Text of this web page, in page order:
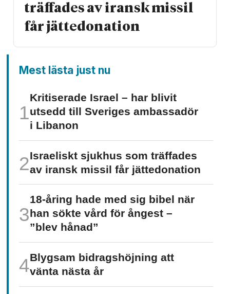
träffades av iransk missil
får jätte­donation
Mest lästa just nu
Kritiserade Israel – har blivit
utsedd till Sveriges ambassadör
i Libanon
Israeliskt sjukhus som träffades
av iransk missil får jätte­donation
18-åring hade med sig bibel när
han sökte vård för ångest –
”blev hånad”
Blygsam bidrags­höjning att
vänta nästa år